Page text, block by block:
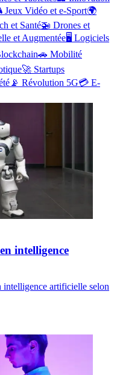
Jeux Vidéo et e-Sport🌍
et Santé🚁 Drones et
et Augmentée🖥️ Logiciels
🚗 Mobilité
🚀 Startups
📡 Révolution 5G💳 E-
intelligence
intelligence artificielle selon